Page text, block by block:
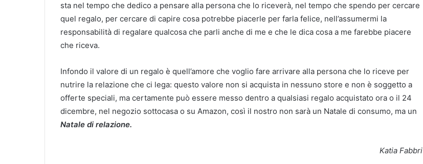
sta nel tempo che dedico a pensare alla persona che lo riceverà, nel tempo che spendo per cercare
quel regalo, per cercare di capire cosa potrebbe piacerle per farla felice, nell’assumermi la
responsabilità di regalare qualcosa che parli anche di me e che le dica cosa a me farebbe piacere
che riceva.
Infondo il valore di un regalo è quell’amore che voglio fare arrivare alla persona che lo riceve per
nutrire la relazione che ci lega: questo valore non si acquista in nessuno store e non è soggetto a
offerte speciali, ma certamente può essere messo dentro a qualsiasi regalo acquistato ora o il 24
dicembre, nel negozio sottocasa o su Amazon, così il nostro non sarà un Natale di consumo, ma un
Natale di relazione.
Katia Fabbri